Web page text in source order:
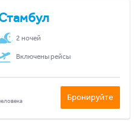
2 ночей
Включены рейсы
Бронируйте